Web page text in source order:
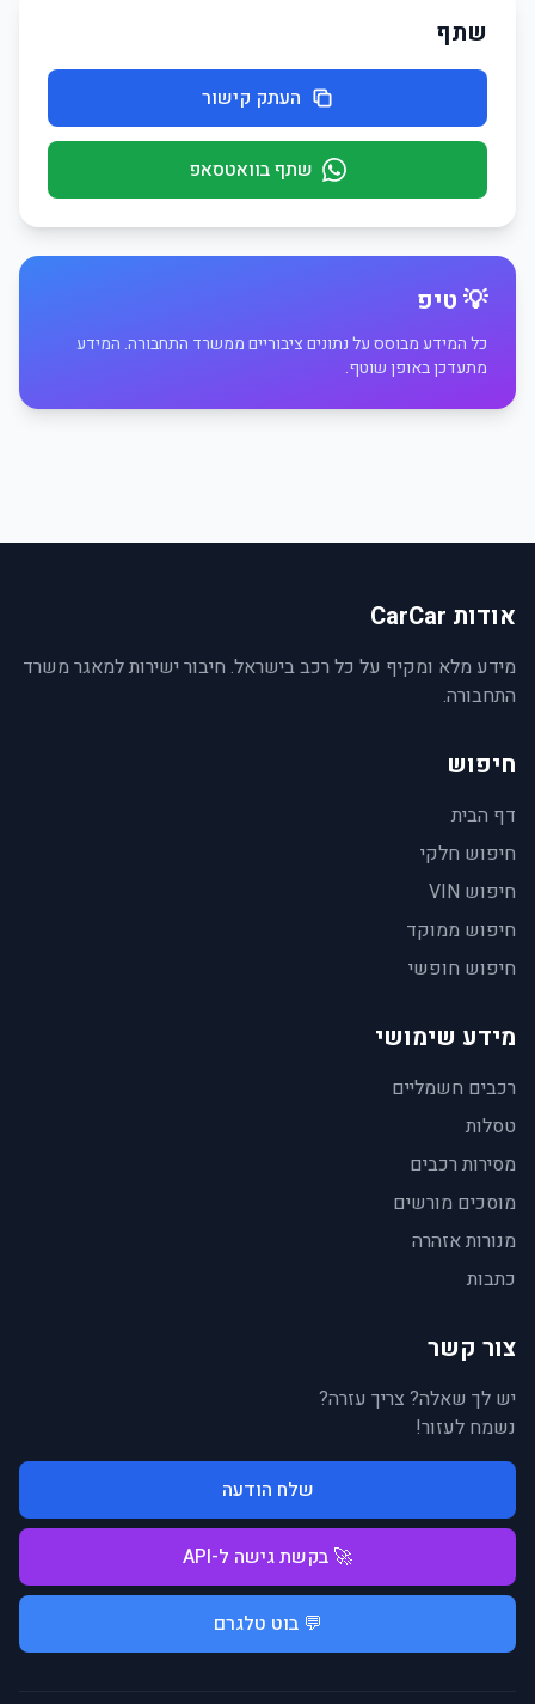
שתף
העתק קישור
שתף בוואטסאפ
💡 טיפ
כל המידע מבוסס על נתונים ציבוריים ממשרד התחבורה. המידע
מתעדכן באופן שוטף.
אודות CarCar
מידע מלא ומקיף על כל רכב בישראל. חיבור ישירות למאגר משרד
התחבורה.
חיפוש
דף הבית
חיפוש חלקי
חיפוש VIN
חיפוש ממוקד
חיפוש חופשי
מידע שימושי
רכבים חשמליים
טסלות
מסירות רכבים
מוסכים מורשים
מנורות אזהרה
כתבות
צור קשר
יש לך שאלה? צריך עזרה?
נשמח לעזור!
שלח הודעה
🚀 בקשת גישה ל-API
💬 בוט טלגרם